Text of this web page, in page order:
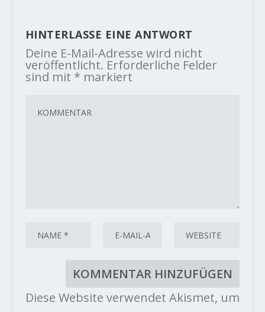
HINTERLASSE EINE ANTWORT
Deine E-Mail-Adresse wird nicht
veröffentlicht. Erforderliche Felder
sind mit * markiert
Diese Website verwendet Akismet, um